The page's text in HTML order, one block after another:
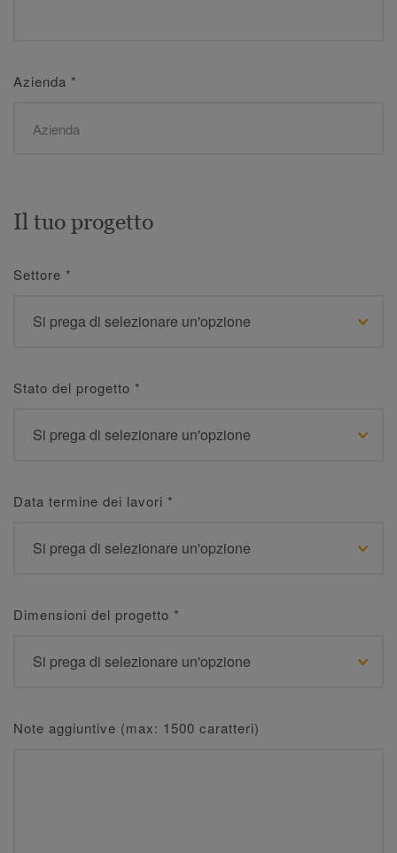
Azienda *
Il tuo progetto
Settore *
Stato del progetto *
Data termine dei lavori *
Dimensioni del progetto *
Note aggiuntive (max: 1500 caratteri)